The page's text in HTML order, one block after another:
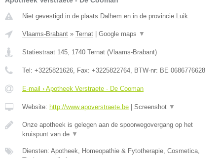
Niet gevestigd in de plaats Dalhem en in de provincie Luik.
Vlaams-Brabant » Ternat Google maps ▼
Statiestraat 145, 1740 Ternat (Vlaams-Brabant)
Tel: +3225821626, Fax: +3225822764, BTW-nr: BE 0686776628
E-mail › Apotheek Verstraete - De Cooman
Website: http://www.apoverstraete.be Screenshot ▼
Onze apotheek is gelegen aan de spoorwegovergang op het
kruispunt van de ▼
Diensten: Apotheek, Homeopathie & Fytotherapie, Cosmetica,